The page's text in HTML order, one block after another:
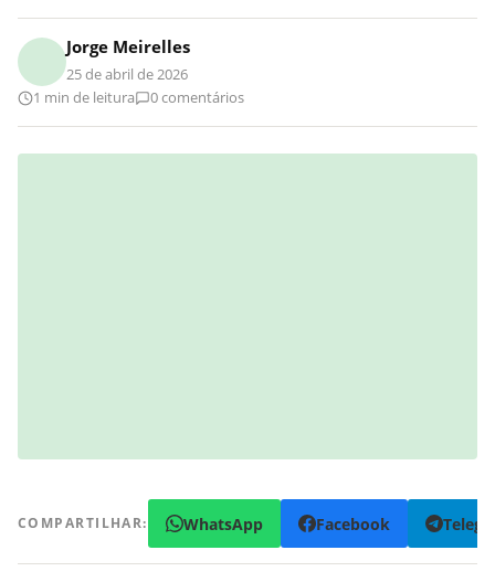
Jorge Meirelles
25 de abril de 2026
1 min de leitura
0 comentários
COMPARTILHAR: WhatsApp Facebook